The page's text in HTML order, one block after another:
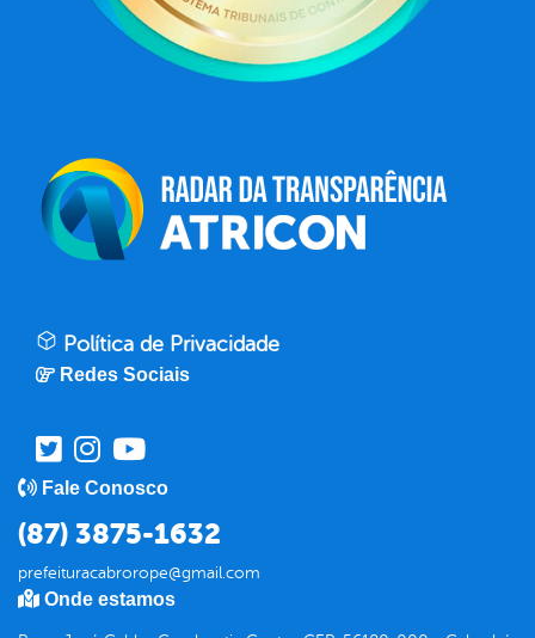
Política de Privacidade
Redes Sociais
Fale Conosco
(87) 3875-1632
prefeituracabrorope@gmail.com
Onde estamos